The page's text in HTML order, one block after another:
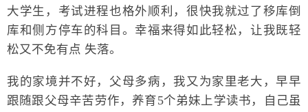
大学生，考试进程也格外顺利，很快我就过了移库倒
库和侧方停车的科目。幸福来得如此轻松，让我既轻
松又不免有点 失落。
我的家境并不好，父母多病，我又为家里老大，早早
跟随跟父母辛苦劳作，养育5个弟妹上学读书，自己虽